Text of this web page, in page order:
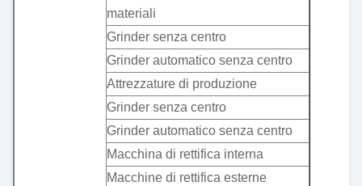
materiali
Grinder senza centro
Grinder automatico senza centro
Attrezzature di produzione
Grinder senza centro
Grinder automatico senza centro
Macchina di rettifica interna
Macchine di rettifica esterne